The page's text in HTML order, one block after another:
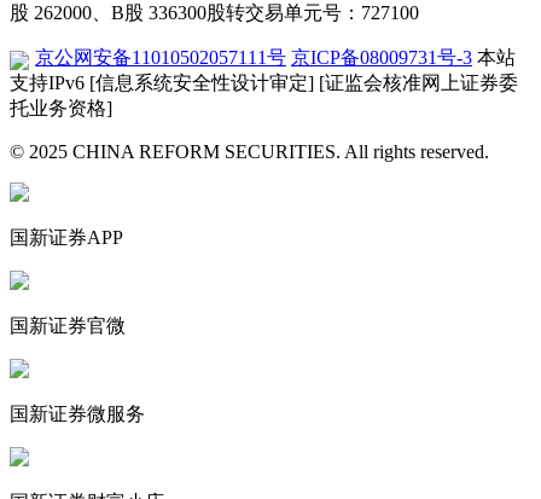
股 262000、B股 336300股转交易单元号：727100
京公网安备11010502057111号 京ICP备08009731号-3 本站
支持IPv6 [信息系统安全性设计审定] [证监会核准网上证券委
托业务资格]
© 2025 CHINA REFORM SECURITIES. All rights reserved.
国新证券APP
国新证券官微
国新证券微服务